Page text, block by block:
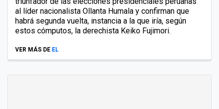
al líder nacionalista Ollanta Humala y confirman que
habrá segunda vuelta, instancia a la que iría, según
estos cómputos, la derechista Keiko Fujimori.
VER MÁS DE EL